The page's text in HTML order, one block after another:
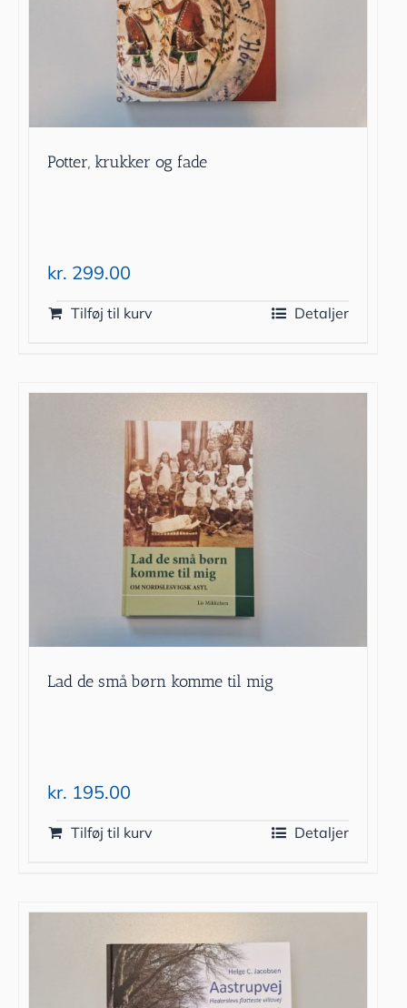
Potter, krukker og fade
kr. 299.00
Tilføj til kurv Detaljer
Lad de små børn komme til mig
kr. 195.00
Tilføj til kurv Detaljer